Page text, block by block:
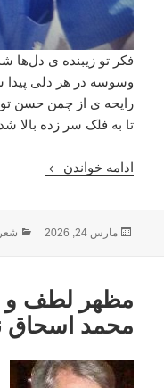
فکر تو زیبنده ‌‌‌‌‌‌ی دل‌ها
وسوسه در هر دلی پیدا
رایحه ی از چمن حسن تو
تا به فلک سر زده بالا
ادامه خواندن رايحه دوم حمل ١٤٠٤ خورشيد : وارث
ارسال
مارس 24, 2026
مظهر لطف و
محمد اسحاق